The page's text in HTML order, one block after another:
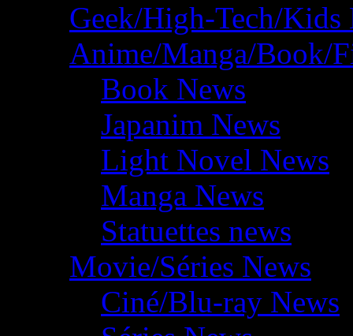
Geek/High-Tech/Kids
Anime/Manga/Book/
Book News
Japanim News
Light Novel News
Manga News
Statuettes news
Movie/Séries News
Ciné/Blu-ray News